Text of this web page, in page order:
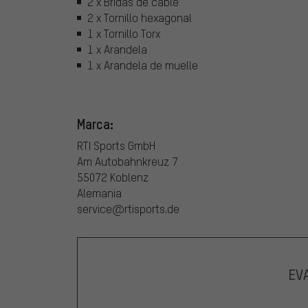
2 x Tornillo hexagonal
1 x Tornillo Torx
1 x Arandela
1 x Arandela de muelle
Marca:
RTI Sports GmbH
Am Autobahnkreuz 7
55072 Koblenz
Alemania
service@rtisports.de